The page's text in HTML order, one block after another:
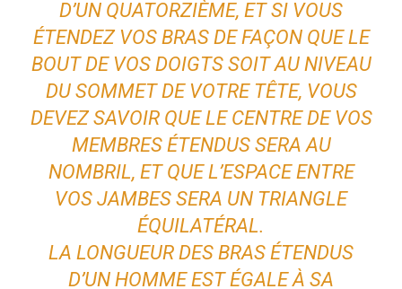
D’UN QUATORZIÈME, ET SI VOUS
ÉTENDEZ VOS BRAS DE FAÇON QUE LE
BOUT DE VOS DOIGTS SOIT AU NIVEAU
DU SOMMET DE VOTRE TÊTE, VOUS
DEVEZ SAVOIR QUE LE CENTRE DE VOS
MEMBRES ÉTENDUS SERA AU
NOMBRIL, ET QUE L’ESPACE ENTRE
VOS JAMBES SERA UN TRIANGLE
ÉQUILATÉRAL.
LA LONGUEUR DES BRAS ÉTENDUS
D’UN HOMME EST ÉGALE À SA